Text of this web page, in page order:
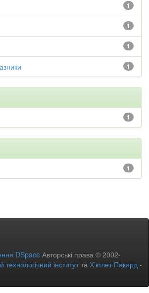
1
1
1
1
1
1
DSpace Авторські права © 2002-
технологічний інститутта Х’юлет Пакард -